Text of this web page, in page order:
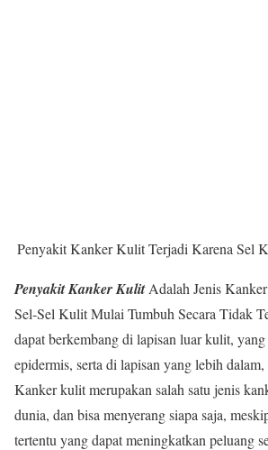
Penyakit Kanker Kulit Terjadi Karena Sel
Penyakit Kanker KulitAdalah Jenis
Sel-Sel Kulit Mulai Tumbuh Secara Tidak
dapat berkembang di lapisan luar kulit,
epidermis, serta di lapisan yang lebih dalam,
Kanker kulit merupakan salah satu jenis
dunia, dan bisa menyerang siapa saja,
tertentu yang dapat meningkatkan peluang